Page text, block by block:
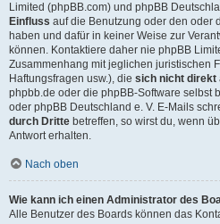
Limited (phpBB.com) und phpBB
Einfluss auf die Benutzung oder den oder
haben und dafür in keiner Weise zur
können. Kontaktiere daher nie phpBB
Zusammenhang mit jeglichen juristischen
Haftungsfragen usw.), die sich nicht direkt
phpbb.de oder die phpBB-Software selbst
oder phpBB Deutschland e. V. E-Mails
durch Dritte betreffen, so wirst du, wenn
Antwort erhalten.
Nach oben
Wie kann ich einen Administrator des
Alle Benutzer des Boards können das